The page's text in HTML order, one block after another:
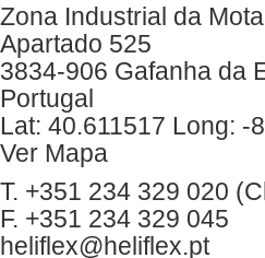
Zona Industrial da Mota
Apartado 525
3834-906 Gafanha da
Portugal
Lat: 40.611517 Long: -
Ver Mapa
T. +351 234 329 020
F. +351 234 329 045
heliflex@heliflex.pt